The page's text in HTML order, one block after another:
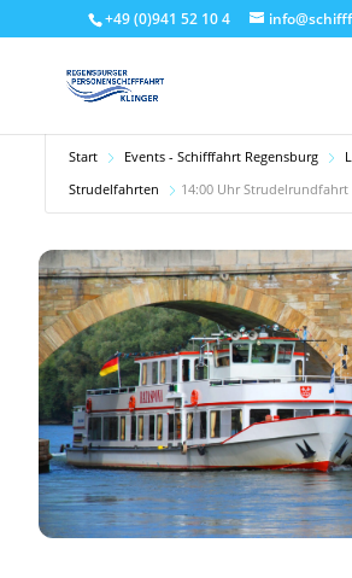
+49 (0)941 52 10 4
Start Events - Schifffahrt Regensburg
Strudelfahrten
14:00 Uhr Strudelrundfahrt